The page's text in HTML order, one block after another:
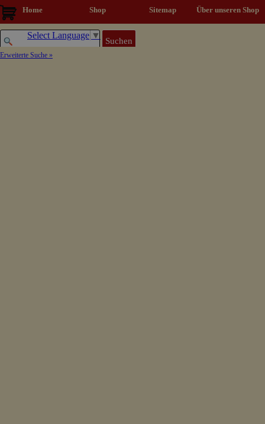
Direkt zum Seiteninhalt
Home Shop ▼
Sitemap Über unseren Shop
Select Language ▼
Suchen
Erweiterte Suche »